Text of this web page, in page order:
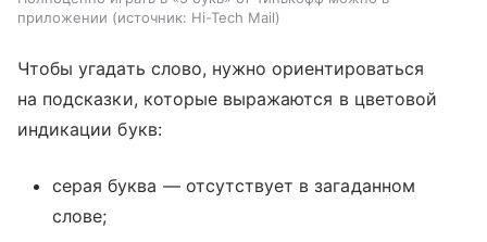
приложении
источник: Hi-Tech Mail
Чтобы угадать слово, нужно ориентироваться
на подсказки, которые выражаются в цветовой
индикации букв:
серая буква — отсутствует в загаданном
слове;